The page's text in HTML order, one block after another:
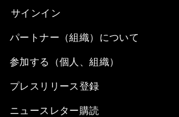
サインイン
パートナー（組織）について
参加する（個人、組織）
プレスリリース登録
ニュースレター購読